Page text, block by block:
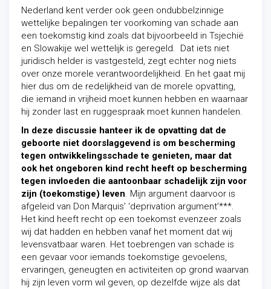
Nederland kent verder ook geen ondubbelzinnige
wettelijke bepalingen ter voorkoming van schade aan
een toekomstig kind zoals dat bijvoorbeeld in Tsjechië
en Slowakije wel wettelijk is geregeld. Dat iets niet
juridisch helder is vastgesteld, zegt echter nog niets
over onze morele verantwoordelijkheid. En het gaat mij
hier dus om de redelijkheid van de morele opvatting,
die iemand in vrijheid moet kunnen hebben en waarnaar
hij zonder last en ruggespraak moet kunnen handelen.
In deze discussie hanteer ik de opvatting dat de
geboorte niet doorslaggevend is om bescherming
tegen ontwikkelingsschade te genieten, maar dat
ook het ongeboren kind recht heeft op bescherming
tegen invloeden die aantoonbaar schadelijk zijn voor
zijn (toekomstige) leven. Mijn argument daarvoor is
afgeleid van Don Marquis’ ‘deprivation argument’***.
Het kind heeft recht op een toekomst evenzeer zoals
wij dat hadden en hebben vanaf het moment dat wij
levensvatbaar waren. Het toebrengen van schade is
een gevaar voor iemands toekomstige gevoelens,
ervaringen, geneugten en activiteiten op grond waarvan
hij zijn leven vorm wil geven, op dezelfde wijze als dat